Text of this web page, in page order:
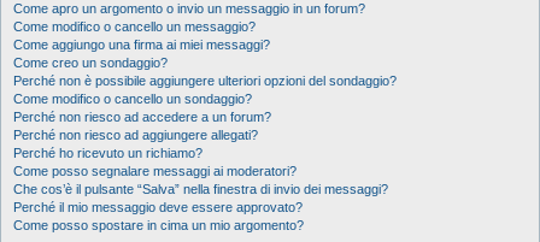
Come apro un argomento o invio un messaggio in un forum?
Come modifico o cancello un messaggio?
Come aggiungo una firma ai miei messaggi?
Come creo un sondaggio?
Perché non è possibile aggiungere ulteriori opzioni del sondaggio?
Come modifico o cancello un sondaggio?
Perché non riesco ad accedere a un forum?
Perché non riesco ad aggiungere allegati?
Perché ho ricevuto un richiamo?
Come posso segnalare messaggi ai moderatori?
Che cos’è il pulsante “Salva” nella finestra di invio dei messaggi?
Perché il mio messaggio deve essere approvato?
Come posso spostare in cima un mio argomento?